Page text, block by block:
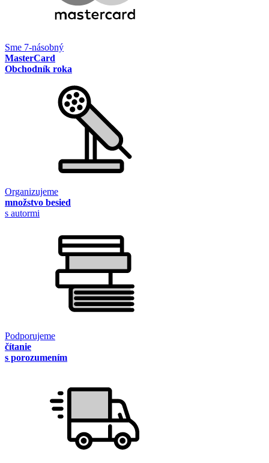
Sme 7-násobný
MasterCard
Obchodník roka
Organizujeme
množstvo besied
s autormi
Podporujeme
čítanie
s porozumením